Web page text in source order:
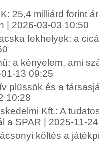
25,4 milliárd forint
| 2026-03-03 10:50
fekhelyek: a
a kényelem, ami
13 09:25
plüssök és a
10:28
Kft.: A
a SPAR | 2025-11-
költés a